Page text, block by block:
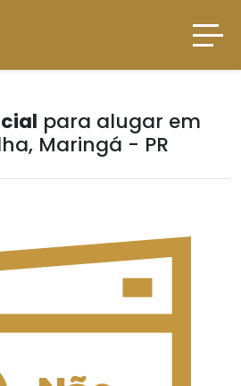
para alugar em
Maringá - PR